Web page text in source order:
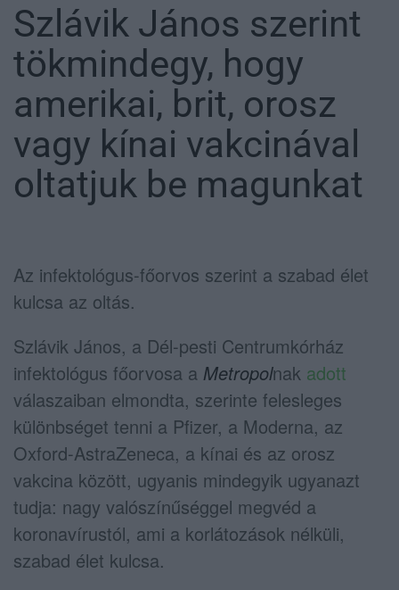
Szlávik János szerint
tökmindegy, hogy
amerikai, brit, orosz
vagy kínai vakcinával
oltatjuk be magunkat
Az infektológus-főorvos szerint a szabad élet
kulcsa az oltás.
Szlávik János, a Dél-pesti Centrumkórház
infektológus főorvosa a Metropolnak adott
válaszaiban elmondta, szerinte felesleges
különbséget tenni a Pfizer, a Moderna, az
Oxford-AstraZeneca, a kínai és az orosz
vakcina között, ugyanis mindegyik ugyanazt
tudja: nagy valószínűséggel megvéd a
koronavírustól, ami a korlátozások nélküli,
szabad élet kulcsa.